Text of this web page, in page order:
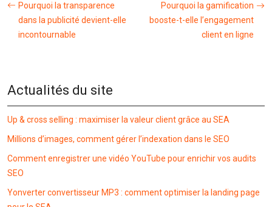
Pourquoi la transparence
dans la publicité devient-elle
incontournable
Pourquoi la gamification
booste-t-elle l’engagement
client en ligne
Actualités du site
Up & cross selling : maximiser la valeur client grâce au SEA
Millions d’images, comment gérer l’indexation dans le SEO
Comment enregistrer une vidéo YouTube pour enrichir vos audits
SEO
Yonverter convertisseur MP3 : comment optimiser la landing page